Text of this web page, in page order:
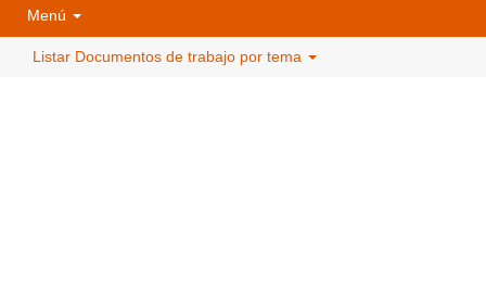
Menú
Listar Documentos de trabajo por tema